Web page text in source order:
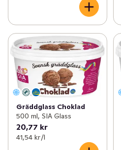
Gräddglass Choklad
500 ml, SIA Glass
20,77 kr
41,54 kr /l